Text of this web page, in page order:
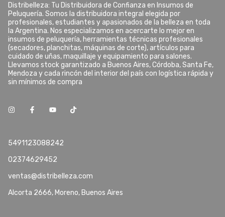
Distribelleza: Tu Distribuidora de Confianza en Insumos de
Peluquería. Somos la distribuidora integral elegida por
profesionales, estudiantes y apasionados de la belleza en toda
la Argentina. Nos especializamos en acercarte lo mejor en
insumos de peluquería, herramientas técnicas profesionales
(secadores, planchitas, máquinas de corte), artículos para
cuidado de uñas, maquillaje y equipamiento para salones.
Llevamos stock garantizado a Buenos Aires, Córdoba, Santa Fe,
Mendoza y cada rincón del interior del país con logística rápida y
sin mínimos de compra
5491123088242
02374629452
ventas@distribelleza.com
Alcorta 2666, Moreno, Buenos Aires